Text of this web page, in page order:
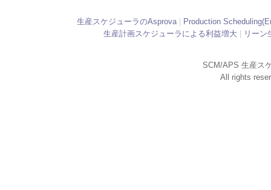
生産スケジューラのAsprova|
Production
生産計画スケジューラによる利益増大
リーン
SCM/APS 生産ス
All rights